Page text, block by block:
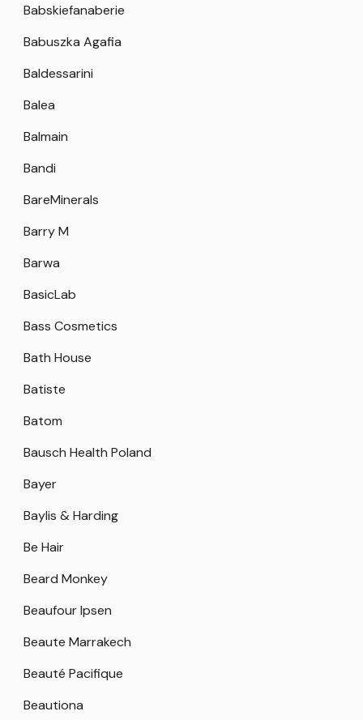
Babskiefanaberie
Babuszka Agafia
Baldessarini
Balea
Balmain
Bandi
BareMinerals
Barry M
Barwa
BasicLab
Bass Cosmetics
Bath House
Batiste
Batom
Bausch Health Poland
Bayer
Baylis & Harding
Be Hair
Beard Monkey
Beaufour Ipsen
Beaute Marrakech
Beauté Pacifique
Beautiona